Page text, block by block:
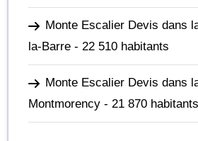
Monte Escalier Devis dans
la-Barre - 22 510 habitants
Monte Escalier Devis dans
Montmorency - 21 870 habitants